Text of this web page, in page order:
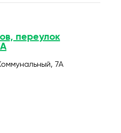
переулок
7А